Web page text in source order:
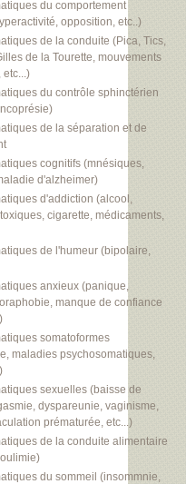
du comportement
opposition, etc..)
de la conduite (Pica, Tics,
de la Tourette, mouvements
etc...)
du contrôle sphinctérien
de la séparation et de
cognitifs (mnésiques,
d'alzheimer)
d'addiction (alcool,
cigarette, médicaments,
de l'humeur (bipolaire,
anxieux (panique,
manque de confiance
somatoformes
maladies psychosomatiques,
sexuelles (baisse de
dyspareunie, vaginisme,
prématurée, etc...)
de la conduite alimentaire
du sommeil (insommnie,